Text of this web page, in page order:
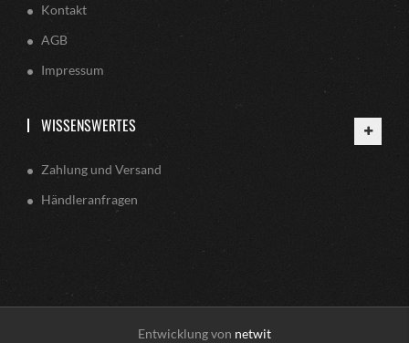
Kontakt
AGB
Impressum
WISSENSWERTES
Zahlung und Versand
Händleranfragen
Entwicklung von netwit